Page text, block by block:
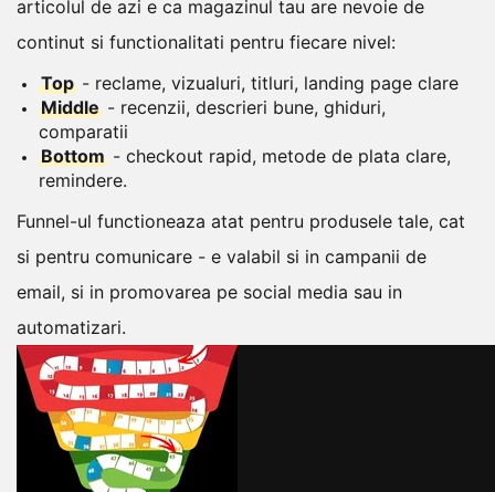
articolul de azi e ca magazinul tau are nevoie de
continut si functionalitati pentru fiecare nivel:
Top - reclame, vizualuri, titluri, landing page clare
Middle - recenzii, descrieri bune, ghiduri,
comparatii
Bottom - checkout rapid, metode de plata clare,
remindere.
Funnel-ul functioneaza atat pentru produsele tale, cat
si pentru comunicare - e valabil si in campanii de
email, si in promovarea pe social media sau in
automatizari.